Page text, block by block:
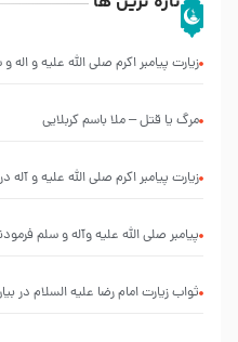
زیارت پیامبر اکرم صلی الله علیه و
مرگ یا قتل – ملا باسم کربلایی
زیارت پیامبر اکرم صلی الله علیه و آله
پیامبر صلی الله علیه وآله و سلم
ثواب زیارت امام رضا علیه السلام در